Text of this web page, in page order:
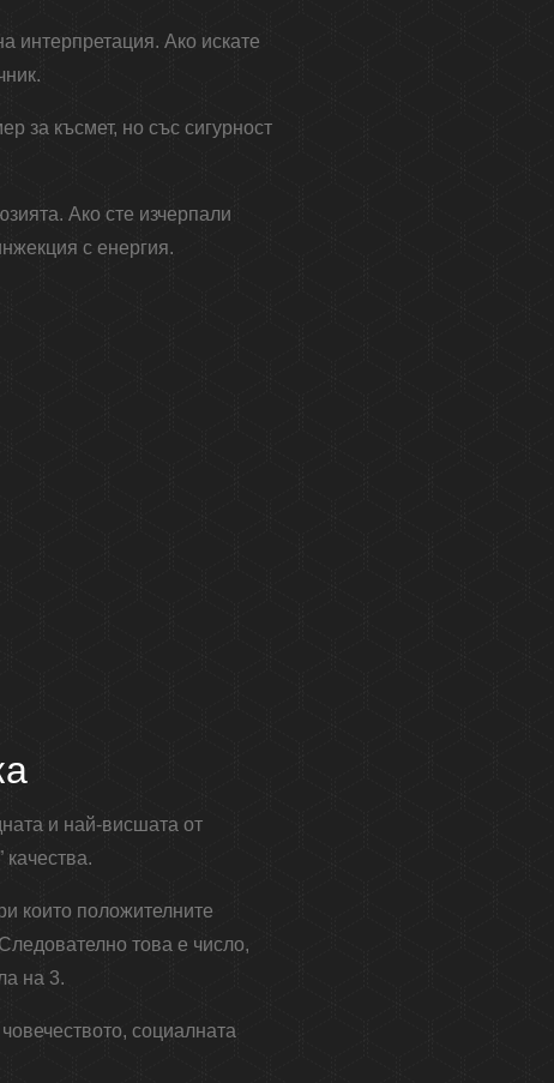
интерпретация. Ако искате
за късмет, но със сигурност
Ако сте изчерпали
с енергия.
и най-висшата от
които положителните
това е число,
на 3.
социалната